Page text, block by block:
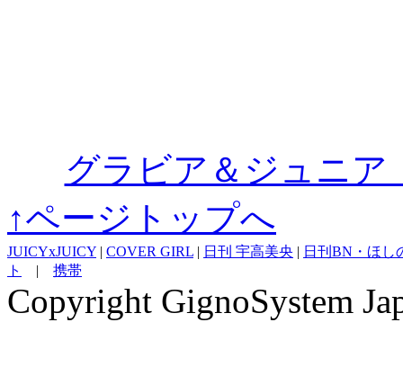
グラビア＆ジュニ
↑ページトップへ
JUICYxJUICY | COVER GIRL | 日刊 宇高美央 | 日刊BN・ほし
ト
| 携帯
Copyright GignoSystem